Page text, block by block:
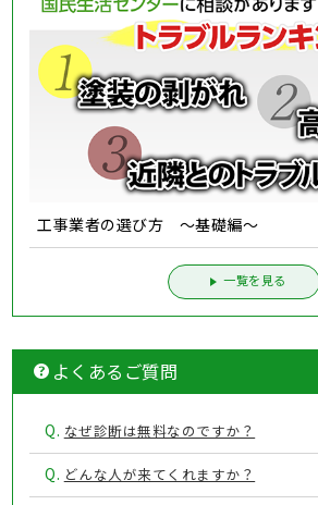
工事業者の選び方 ～基礎編～
一覧を見る
よくあるご質問
Q. なぜ診断は無料なのですか？
Q. どんな人が来てくれますか？